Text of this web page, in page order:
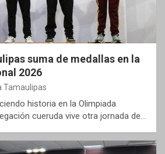
suma de medallas en la
2026
Tamaulipas
historia en la Olimpiada
cueruda vive otra jornada de…